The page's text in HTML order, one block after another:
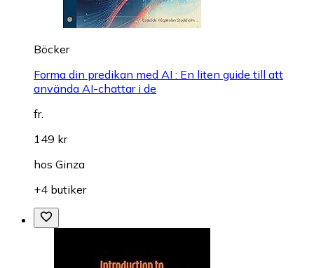
Böcker
Forma din predikan med AI : En liten guide till att
använda AI-chattar i de
fr.
149 kr
hos Ginza
+4 butiker